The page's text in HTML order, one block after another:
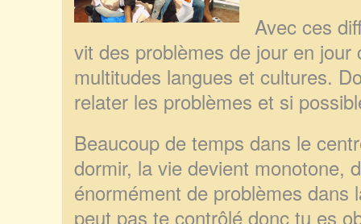
Avec ces
vit des problèmes de jour en jour
multitudes langues et cultures.
relater les problèmes et si
Beaucoup de temps dans le
dormir, la vie devient monotone,
énormément de problèmes dans
peut pas te contrôlé donc tu es